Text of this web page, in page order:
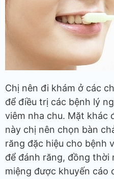
Chị nên đi khám ở các
để điều trị các bệnh lý
viêm nha chu. Mặt khác
này chị nên chọn bàn
răng đặc hiệu cho bệnh
để đánh răng, đồng thời
miệng được khuyến cáo